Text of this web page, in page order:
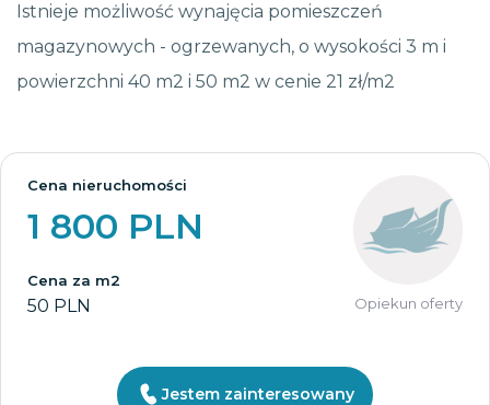
Istnieje możliwość wynajęcia pomieszczeń
magazynowych - ogrzewanych, o wysokości 3 m i
powierzchni 40 m2 i 50 m2 w cenie 21 zł/m2
Cena nieruchomości
1 800 PLN
Cena za m2
50 PLN Opiekun oferty
Jestem zainteresowany